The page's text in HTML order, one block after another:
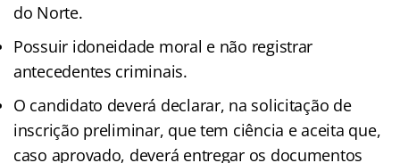
do Norte.
Possuir idoneidade moral e não registrar
antecedentes criminais.
O candidato deverá declarar, na solicitação de
inscrição preliminar, que tem ciência e aceita que,
caso aprovado, deverá entregar os documentos